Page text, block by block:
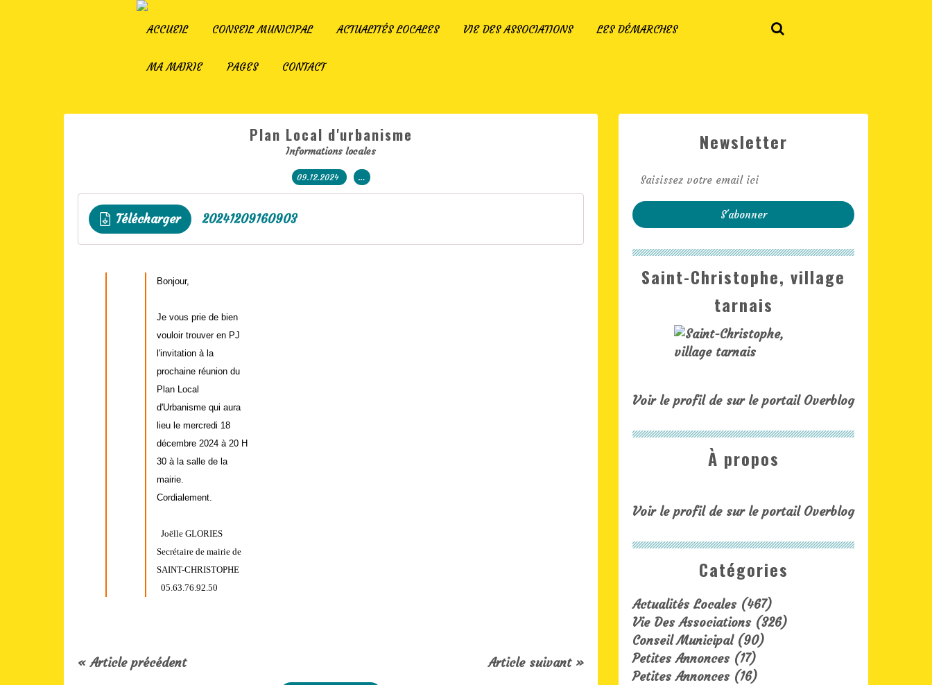
ACCUEIL CONSEIL MUNICIPAL ACTUALITÉS LOCALES VIE DES ASSOCIATIONS LES DÉMARCHES
MA MAIRIE PAGES CONTACT
Plan Local d'urbanisme
Informations locales
09.12.2024 …
Télécharger 20241209160903
Bonjour,
Je vous prie de bien
vouloir trouver en PJ
l'invitation à la
prochaine réunion du
Plan Local
d'Urbanisme qui aura
lieu le mercredi 18
décembre 2024 à 20 H
30 à la salle de la
mairie.
Cordialement.
Joëlle GLORIES
Secrétaire de mairie de
SAINT-CHRISTOPHE
05.63.76.92.50
« Article précédent Article suivant »
Newsletter
Catégories
Actualités Locales(467)
Vie Des Associations(326)
Conseil Municipal(90)
Petites Annonces(17)
Petites Annonces(16)
Saint-Christophe, village
tarnais
Voir le profil de sur le portail Overblog
À propos
Voir le profil de sur le portail Overblog